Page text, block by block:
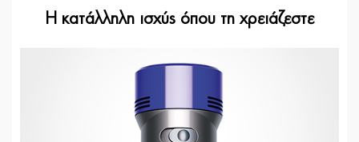
Η κατάλληλη ισχύς όπου τη χρειάζεστε